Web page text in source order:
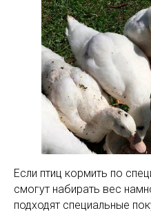
Если птиц кормить по
смогут набирать вес
подходят специальные